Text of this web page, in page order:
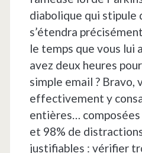
diabolique qui stipule
s’étendra
le temps que vous lui
avez deux heures
simple email ? Bravo,
effectivement y
entières…
et 98% de
justifiables : vérifier